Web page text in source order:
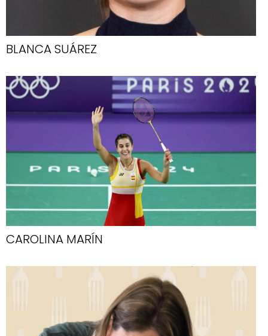
BLANCA SUÁREZ
CAROLINA MARÍN